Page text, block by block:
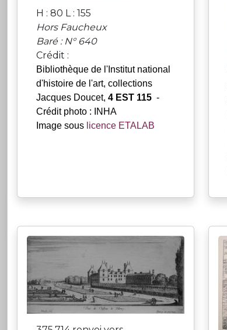
H : 80 L : 155
Hors Faucheux
Baré : N° 640
Crédit :
Bibliothèque de l'Institut national
d'histoire de l'art, collections
Jacques Doucet, 4 EST 115 -
Crédit photo : INHA
Image sous licence ETALAB